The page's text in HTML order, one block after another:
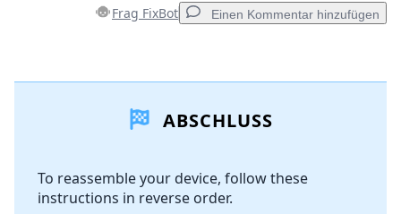
Frag FixBot Einen Kommentar hinzufügen
Kommentar hinzufügen
Abbrechen
ABSCHLUSS
To reassemble your device, follow these
instructions in reverse order.